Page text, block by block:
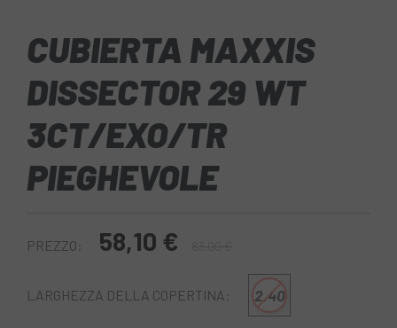
CUBIERTA MAXXIS
DISSECTOR 29 WT
3CT/EXO/TR
PIEGHEVOLE
PREZZO: 58,10 €
LARGHEZZA DELLA COPERTINA: 2.40